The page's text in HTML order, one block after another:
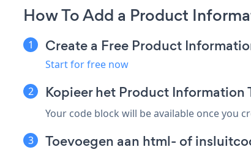
How To Add a Product
Create a Free Product
Start for free now
Kopieer het Product
Your code block will be available once you
Toevoegen aan html- of